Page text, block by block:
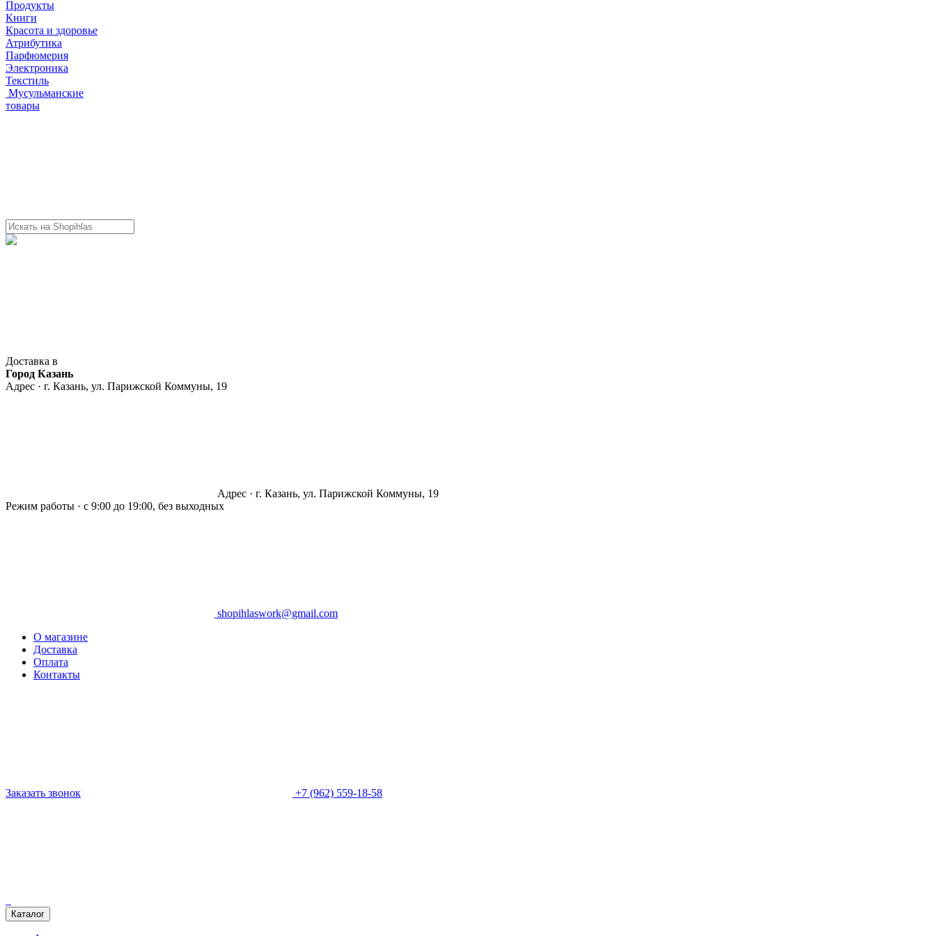
Продукты
Книги
Красота и здоровье
Атрибутика
Парфюмерия
Электроника
Текстиль
Мусульманские
товары
Доставка в
Город Казань
Адрес · г. Казань, ул. Парижской Коммуны, 19
Адрес · г. Казань, ул. Парижской Коммуны, 19
Режим работы · с 9:00 до 19:00, без выходных
shopihlaswork@gmail.com
О магазине
Доставка
Оплата
Контакты
Заказать звонок +7 (962) 559-18-58
Каталог